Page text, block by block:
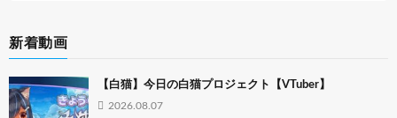
新着動画
【白猫】今日の白猫プロジェクト【VTuber】
2026.08.07